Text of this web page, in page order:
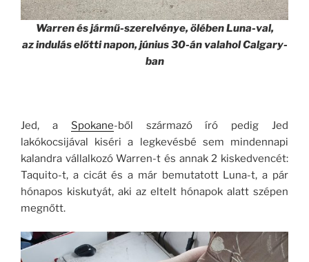
Warren és jármű-szerelvénye, ölében Luna-val,
az indulás előtti napon, június 30-án valahol Calgary-
ban
Jed, a Spokane-ből származó író pedig Jed
lakókocsijával kiséri a legkevésbé sem mindennapi
kalandra vállalkozó Warren-t és annak 2 kiskedvencét:
Taquito-t, a cicát és a már bemutatott Luna-t, a pár
hónapos kiskutyát, aki az eltelt hónapok alatt szépen
megnőtt.